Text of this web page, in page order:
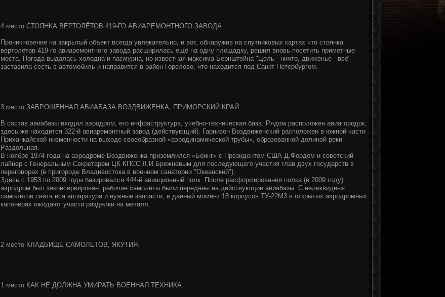
4 место СТОЯНКА ВЕРТОЛЁТОВ 419-ГО АВИАРЕМОНТНОГО ЗАВОДА.
Проникновение на закрытый объект всегда увлекательно, и вот, обнаружив на спутниковых картах что стоянка
вертолётов 419-го авиаремонтного завода расширилась ещё на одну площадку, решил вновь посетить приметные
места. Погода выдалась холодна и пасмурна, но известная максима Бернштейна "Цель - ничто, движенье - всё"
заставила сесть в автомобиль и направится в район Горелово, что находится под Санкт-Петербургом.
3 место ЗАБРОШЕННАЯ АВИАБАЗА ВОЗДВИЖЕНКА, ПРИМОРСКИЙ КРАЙ.
В состав авиабазы входил аэродром, его инфраструктура, учебно-техническая база. Рядом расположен авиагородок,
здесь же находится 322-й авиаремонтный завод (действующий). Гарнизон Воздвиженский расположен в южной части
Приханкайской низменности на выходе своеобразной «аэродинамической трубы», образованной долиной реки
Раздольная.
В ноябре 1974 года на аэродроме Воздвиженка приземлился «Боинг» с Президентом США Д.Фордом и советский
лайнер с Генеральным Секретарем ЦК КПСС Л.И.Брежневым для последующего участия глав двух государств в
переговорах (в пригороде Владивостока в военном санатории "Океанский").
Здесь с 1953 по 2009 годы базировался 444-й авиационный полк. После расформирования полка (в 2009 году)
аэродром был законсервирован, рабочие самолёты были переданы на действующие авиабазы. С неликвидных
самолётов снята вся аппаратура и нужные запчасти; в данный момент 18 корпусов ТУ-22М3 в открытых аэродромных
капонирах ожидают участи разделки на металл.
2 место КЛАДБИЩЕ САМОЛЕТОВ, ЯКУТИЯ.
1 место КАК НЕ ДОЛЖНА УМИРАТЬ ВОЕННАЯ ТЕХНИКА.